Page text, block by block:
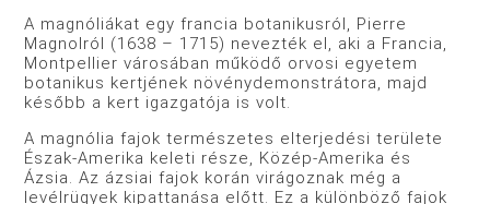
A magnóliákat egy francia botanikusról, Pierre
Magnolról (1638 – 1715) nevezték el, aki a Francia,
Montpellier városában működő orvosi egyetem
botanikus kertjének növénydemonstrátora, majd
később a kert igazgatója is volt.
A magnólia fajok természetes elterjedési területe
Észak-Amerika keleti része, Közép-Amerika és
Ázsia. Az ázsiai fajok korán virágoznak még a
levélrügyek kipattanása előtt. Ez a különböző fajok